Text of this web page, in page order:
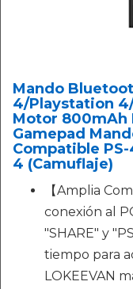
Mando
4/Playstation
Motor 800mAh
Gamepad
Compatible
4 (Camuflaje)
【Amplia
conexión al
"SHARE" y
tiempo para
LOKEEVAN